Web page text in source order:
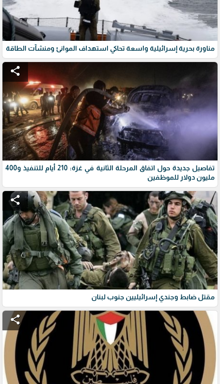
مناورة بحرية إسرائيلية واسعة تحاكي استهداف الموانئ ومنشآت الطاقة
share
تفاصيل جديدة حول اتفاق المرحلة الثانية في غزة: 210 أيام للتنفيذ و400
مليون دولار للموظفين
share
مقتل ضابط وجندي إسرائيليين جنوب لبنان
share